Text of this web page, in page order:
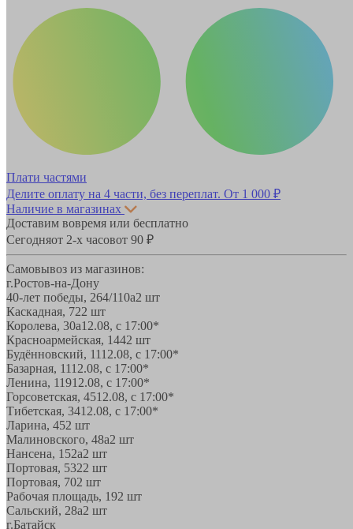
Плати частями
Делите оплату на 4 части, без переплат. От 1 000 ₽
Наличие в магазинах
Доставим вовремя или бесплатно
Сегодняот 2-х часовот 90 ₽
Самовывоз из магазинов:
г.Ростов-на-Дону
40-лет победы, 264/110а2 шт
Каскадная, 722 шт
Королева, 30а12.08, с 17:00*
Красноармейская, 1442 шт
Будённовский, 1112.08, с 17:00*
Базарная, 1112.08, с 17:00*
Ленина, 11912.08, с 17:00*
Горсоветская, 4512.08, с 17:00*
Тибетская, 3412.08, с 17:00*
Ларина, 452 шт
Малиновского, 48а2 шт
Нансена, 152а2 шт
Портовая, 5322 шт
Портовая, 702 шт
Рабочая площадь, 192 шт
Сальский, 28a2 шт
г.Батайск